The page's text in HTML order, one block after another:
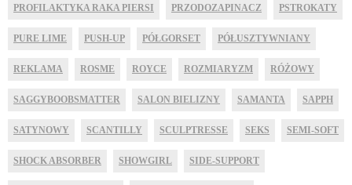
PROFILAKTYKA RAKA PIERSI PRZODOZAPINACZ PSTROKATY
PURE LIME PUSH-UP PÓŁGORSET PÓŁUSZTYWNIANY
REKLAMA ROSME ROYCE ROZMIARYZM RÓŻOWY
SAGGYBOOBSMATTER SALON BIELIZNY SAMANTA SAPPH
SATYNOWY SCANTILLY SCULPTRESSE SEKS SEMI-SOFT
SHOCK ABSORBER SHOWGIRL SIDE-SUPPORT